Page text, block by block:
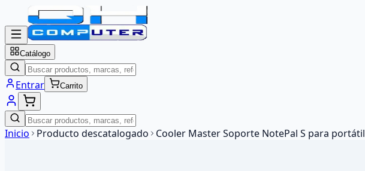
Catálogo
Entrar Carrito
Inicio Producto descatalogado Cooler Master Soporte NotePal S para portátil